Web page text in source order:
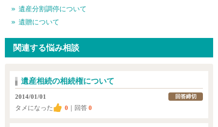
遺産分割調停について
遺贈について
関連する悩み相談
遺産相続の相続権について
2014/01/01
タメになった
0 ｜回答 0
回答締切